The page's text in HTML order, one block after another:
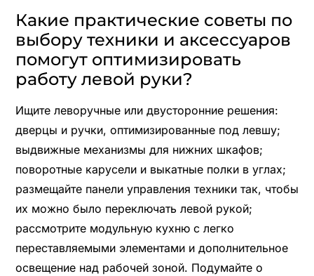
Какие практические советы по
выбору техники и аксессуаров
помогут оптимизировать
работу левой руки?
Ищите леворучные или двусторонние решения:
дверцы и ручки, оптимизированные под левшу;
выдвижные механизмы для нижних шкафов;
поворотные карусели и выкатные полки в углах;
размещайте панели управления техники так, чтобы
их можно было переключать левой рукой;
рассмотрите модульную кухню с легко
переставляемыми элементами и дополнительное
освещение над рабочей зоной. Подумайте о